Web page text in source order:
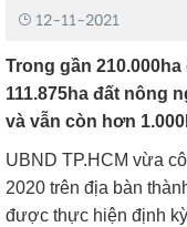
12-11-2021
Trong gần
111.875ha đất nông
và vẫn còn hơn
UBND TP.HCM vừa
2020 trên địa bàn
được thực hiện định